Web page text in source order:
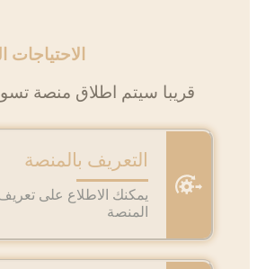
الاحتياجات
قريبا سيتم اطلاق منصة تسويق
التعريف بالمنصة
يمكنك الاطلاع على تعريف
المنصة